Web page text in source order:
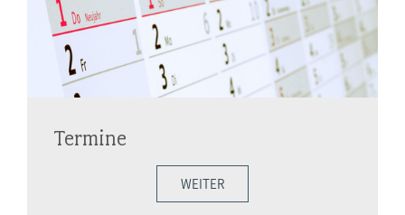
Termine
WEITER